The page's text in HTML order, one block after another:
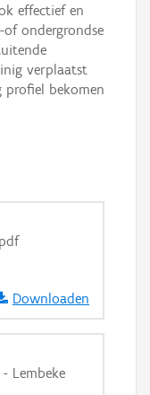
effectief en
ondergrondse
verplaatst
profiel bekomen
Downloaden
Lembeke